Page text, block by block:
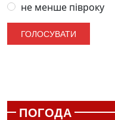
не менше півроку
ПОГОДА